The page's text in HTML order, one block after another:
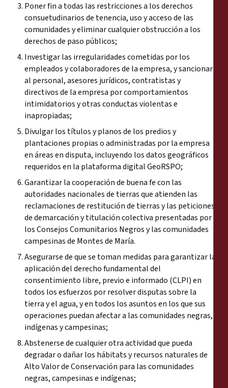
Poner fin a todas las restricciones a los derechos
consuetudinarios de tenencia, uso y acceso de las
comunidades y eliminar cualquier obstrucción a los
derechos de paso públicos;
Investigar las irregularidades cometidas por los
empleados y colaboradores de la empresa, y sancionar
al personal, asesores jurídicos, contratistas y
directivos de la empresa por comportamientos
intimidatorios y otras conductas violentas e
inapropiadas;
Divulgar los títulos y planos de los predios y
plantaciones propias o administradas por la empresa
en áreas en disputa, incluyendo los datos geográficos
requeridos en la plataforma digital GeoRSPO;
Garantizar la cooperación de buena fe con las
autoridades nacionales de tierras que atienden las
reclamaciones de restitución de tierras y las peticiones
de demarcación y titulación colectiva presentadas por
los Consejos Comunitarios Negros y las comunidades
campesinas de Montes de María.
Asegurarse de que se toman medidas para garantizar la
aplicación del derecho fundamental del
consentimiento libre, previo e informado (CLPI) en
todos los esfuerzos por resolver disputas sobre la
tierra y el agua, y en todos los asuntos en los que sus
operaciones puedan afectar a las comunidades negras,
indígenas y campesinas;
Abstenerse de cualquier otra actividad que pueda
degradar o dañar los hábitats y recursos naturales de
Alto Valor de Conservación para las comunidades
negras, campesinas e indígenas;